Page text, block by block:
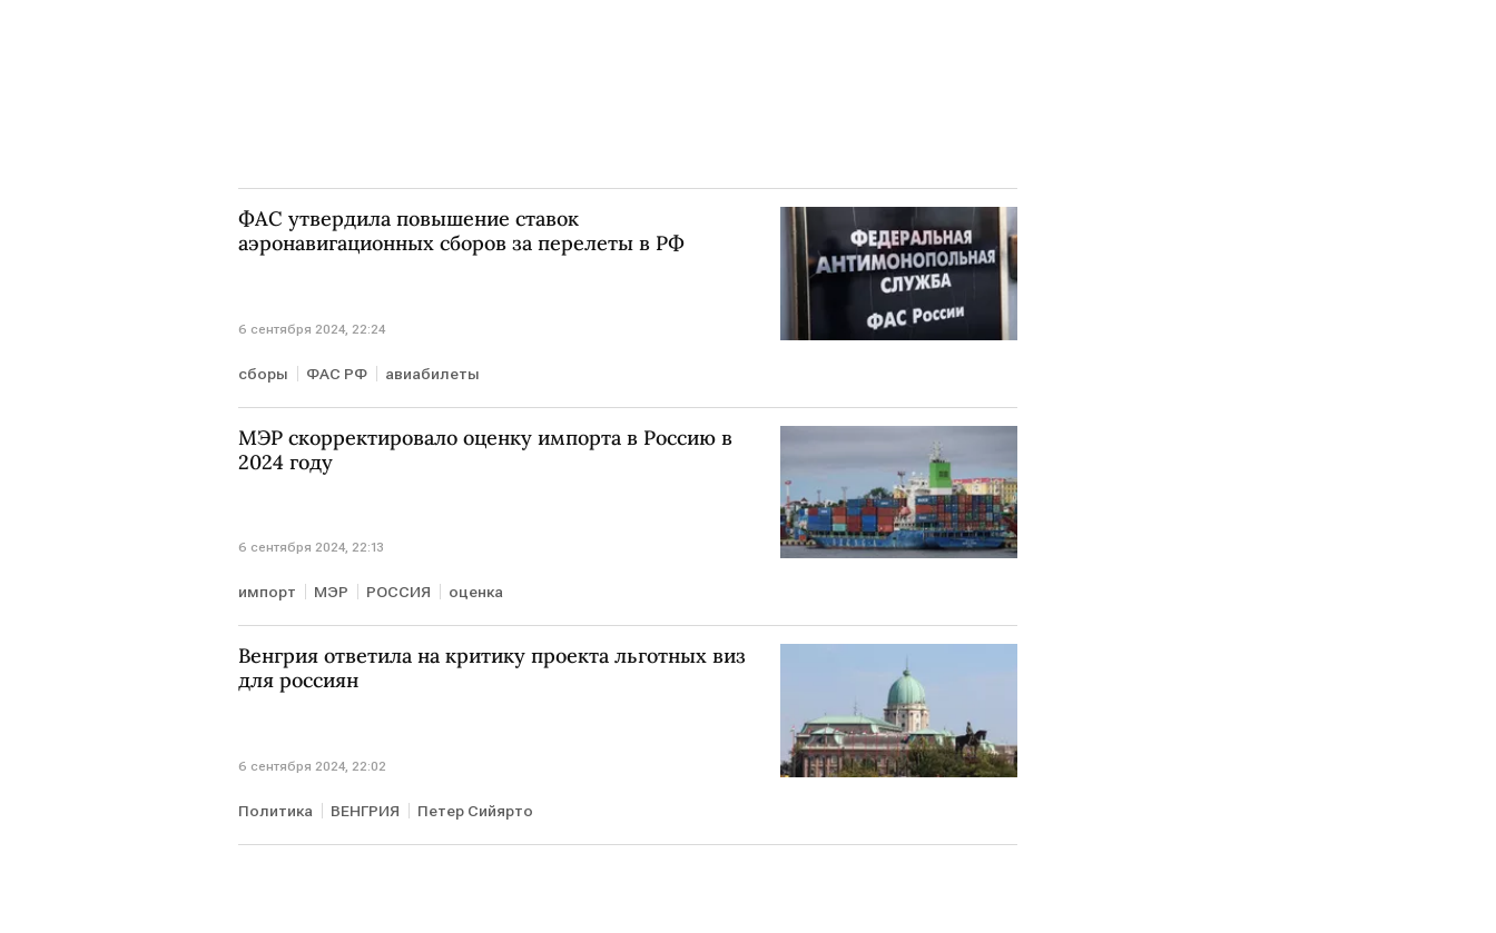
ФАС утвердила повышение ставок
аэронавигационных сборов за перелеты в РФ
6 сентября 2024, 22:24
сборы ФАС РФ авиабилеты
МЭР скорректировало оценку импорта в Россию в
2024 году
6 сентября 2024, 22:13
импорт МЭР РОССИЯ оценка
Венгрия ответила на критику проекта льготных виз
для россиян
6 сентября 2024, 22:02
Политика ВЕНГРИЯ Петер Сийярто